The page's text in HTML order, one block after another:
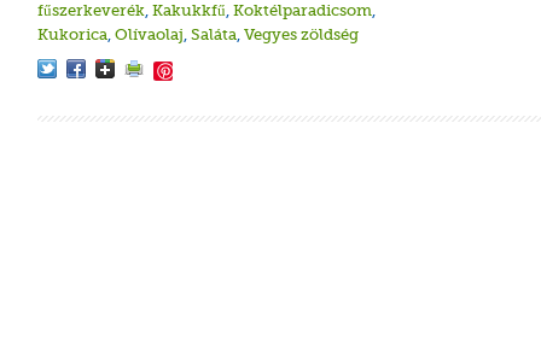
fűszerkeverék, Kakukkfű, Koktélparadicsom,
Kukorica, Olívaolaj, Saláta, Vegyes zöldség